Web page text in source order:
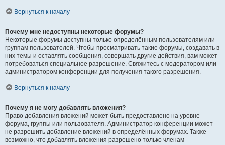
Вернуться к началу
Почему мне недоступны некоторые форумы?
Некоторые форумы доступны только определённым пользователям или
группам пользователей. Чтобы просматривать такие форумы, создавать в
них темы и оставлять сообщения, совершать другие действия, вам может
потребоваться специальное разрешение. Свяжитесь с модератором или
администратором конференции для получения такого разрешения.
Вернуться к началу
Почему я не могу добавлять вложения?
Право добавления вложений может быть предоставлено на уровне
форума, группы или пользователя. Администратор конференции может
не разрешить добавление вложений в определённых форумах. Также
возможно, что добавлять вложения разрешено только членам